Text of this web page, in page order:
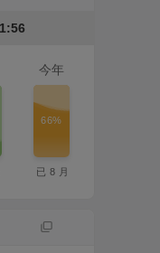
今年
66%
已 8 月